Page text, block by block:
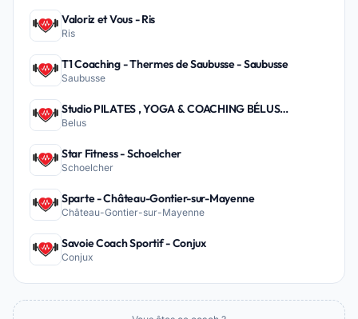
Valoriz et Vous - Ris
Ris
T1 Coaching - Thermes de Saubusse - Saubusse
Saubusse
Studio PILATES , YOGA & COACHING BÉLUS
PEYREHORADE - Belus
Belus
Star Fitness - Schoelcher
Schoelcher
Sparte - Château-Gontier-sur-Mayenne
Château-Gontier-sur-Mayenne
Savoie Coach Sportif - Conjux
Conjux